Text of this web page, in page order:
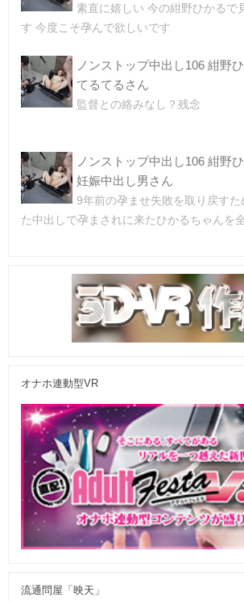
素直に嬉しい 今の紺野ひかるで
す 今度こそ孕んで欲しいです
ノンストップ中出し106 紺野
てるてるさん
監督との絡みなし？残念
ノンストップ中出し106 紺野
妊娠中出し男さん
9年前の孕ませ失敗を取り戻すた
た中出しで孕まされに来たひかるちゃんを
オナホ連動型VR
流通問屋「映天」